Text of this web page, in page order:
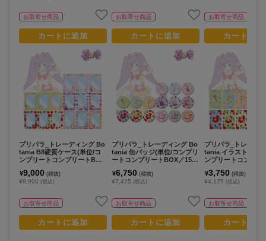
お取寄せ商品
カートに追加
プリパラ_トレーディング Bo
tania B8硬質ケース(単位/コ
ンプリートコンプリートBOX
¥9,000 (税抜)
¥9,900 (税込)
お取寄せ商品
カートに追加
お取寄せ商品
カートに追加
プリパラ_トレーディング Bo
tania 缶バッジ(単位/コンプリ
ートコンプリートBOX／15パ
¥6,750 (税抜)
¥7,425 (税込)
お取寄せ商品
カートに追加
お取寄せ商品
カートに
プリパラ_トレーデ
tania イラストカー
ンプリートコンプリ
¥3,750 (税抜)
¥4,125 (税込)
お取寄せ商品
カートに